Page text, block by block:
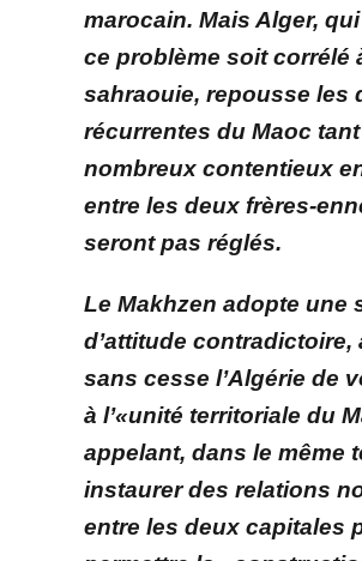
marocain. Mais Alger,
ce problème soit corrélé
sahraouie, repousse les
récurrentes du Maoc
nombreux contentieux
entre les deux frères-
seront pas réglés.
Le Makhzen adopte une
d’attitude contradictoire,
sans cesse l’Algérie de
à l’«unité territoriale du
appelant, dans le même
instaurer des relations
entre les deux capitales